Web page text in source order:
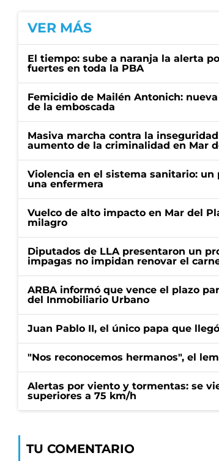
VER MÁS
El tiempo: sube a naranja la alerta
fuertes en toda la PBA
Femicidio de Mailén Antonich:
de la emboscada
Masiva marcha contra la
aumento de la criminalidad en Mar
Violencia en el sistema sanitario: un
una enfermera
Vuelco de alto impacto en Mar del
milagro
Diputados de LLA presentaron un
impagas no impidan renovar el
ARBA informó que vence el plazo
del Inmobiliario Urbano
Juan Pablo II, el único papa que
"Nos reconocemos hermanos", el
Alertas por viento y tormentas: se
superiores a 75 km/h
TU COMENTARIO